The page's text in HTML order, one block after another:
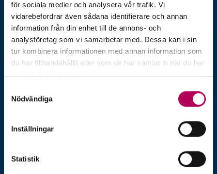
för sociala medier och analysera vår trafik. Vi
vidarebefordrar även sådana identifierare och annan
information från din enhet till de annons- och
analysföretag som vi samarbetar med. Dessa kan i sin
tur kombinera informationen med annan information som
du har tillhandahållit eller som de har samlat in när du har
använt deras tjänster.
personuppgifter.
Nödvändiga
Inställningar
Statistik